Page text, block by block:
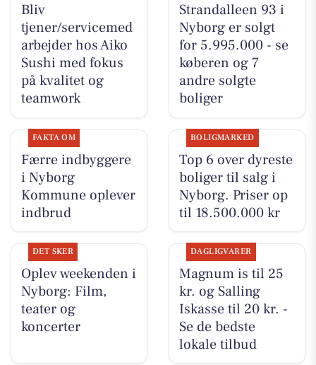
Bliv
tjener/servicemed
arbejder hos Aiko
Sushi med fokus
på kvalitet og
teamwork
Strandalleen 93 i
Nyborg er solgt
for 5.995.000 - se
køberen og 7
andre solgte
boliger
FAKTA OM
Færre indbyggere
i Nyborg
Kommune oplever
indbrud
BOLIGMARKED
Top 6 over dyreste
boliger til salg i
Nyborg. Priser op
til 18.500.000 kr
DET SKER
Oplev weekenden i
Nyborg: Film,
teater og
koncerter
DAGLIGVARER
Magnum is til 25
kr. og Salling
Iskasse til 20 kr. -
Se de bedste
lokale tilbud